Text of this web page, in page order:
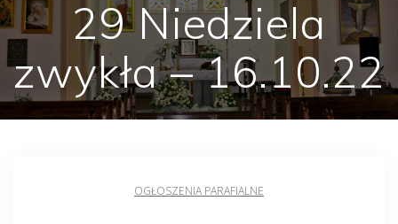
29 Niedziela
zwykła – 16.10.22
OGŁOSZENIA PARAFIALNE